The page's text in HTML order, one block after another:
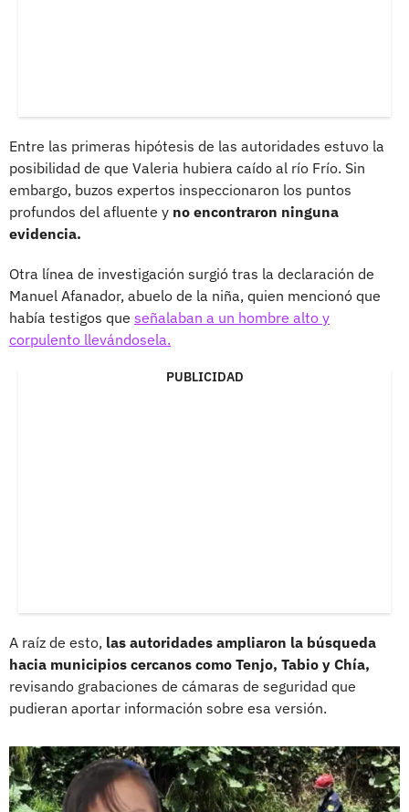
Entre las primeras hipótesis de las autoridades estuvo la
posibilidad de que Valeria hubiera caído al río Frío. Sin
embargo, buzos expertos inspeccionaron los puntos
profundos del afluente y no encontraron ninguna
evidencia.
Otra línea de investigación surgió tras la declaración de
Manuel Afanador, abuelo de la niña, quien mencionó que
había testigos que señalaban a un hombre alto y
corpulento llevándosela.
PUBLICIDAD
A raíz de esto, las autoridades ampliaron la búsqueda
hacia municipios cercanos como Tenjo, Tabio y Chía,
revisando grabaciones de cámaras de seguridad que
pudieran aportar información sobre esa versión.